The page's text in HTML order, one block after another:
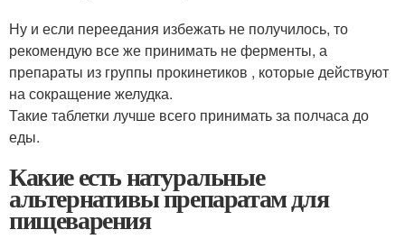
Ну и если переедания избежать не получилось, то
рекомендую все же принимать не ферменты, а
препараты из группы прокинетиков , которые действуют
на сокращение желудка.
Такие таблетки лучше всего принимать за полчаса до
еды.
Какие есть натуральные
альтернативы препаратам для
пищеварения